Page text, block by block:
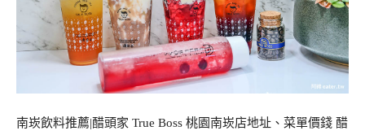
南崁飲料推薦|醋頭家 True Boss 桃園南崁店地址、菜單價錢 醋